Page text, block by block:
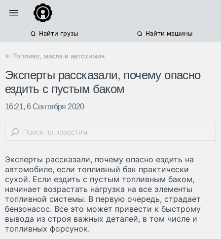
Найти грузы Найти машины
← Топливо, масла и автохимия
Эксперты рассказали, почему опасно
ездить с пустым баком
16:21, 6 Сентября 2020
Эксперты рассказали, почему опасно ездить на
автомобиле, если топливный бак практически
сухой. Если ездить с пустым топливным баком,
начинает возрастать нагрузка на все элементы
топливной системы. В первую очередь, страдает
бензонасос. Все это может привести к быстрому
вывода из строя важных деталей, в том числе и
топливных форсунок.